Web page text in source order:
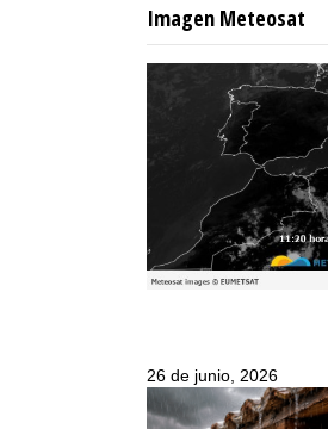
Imagen Meteosat
26 de junio, 2026